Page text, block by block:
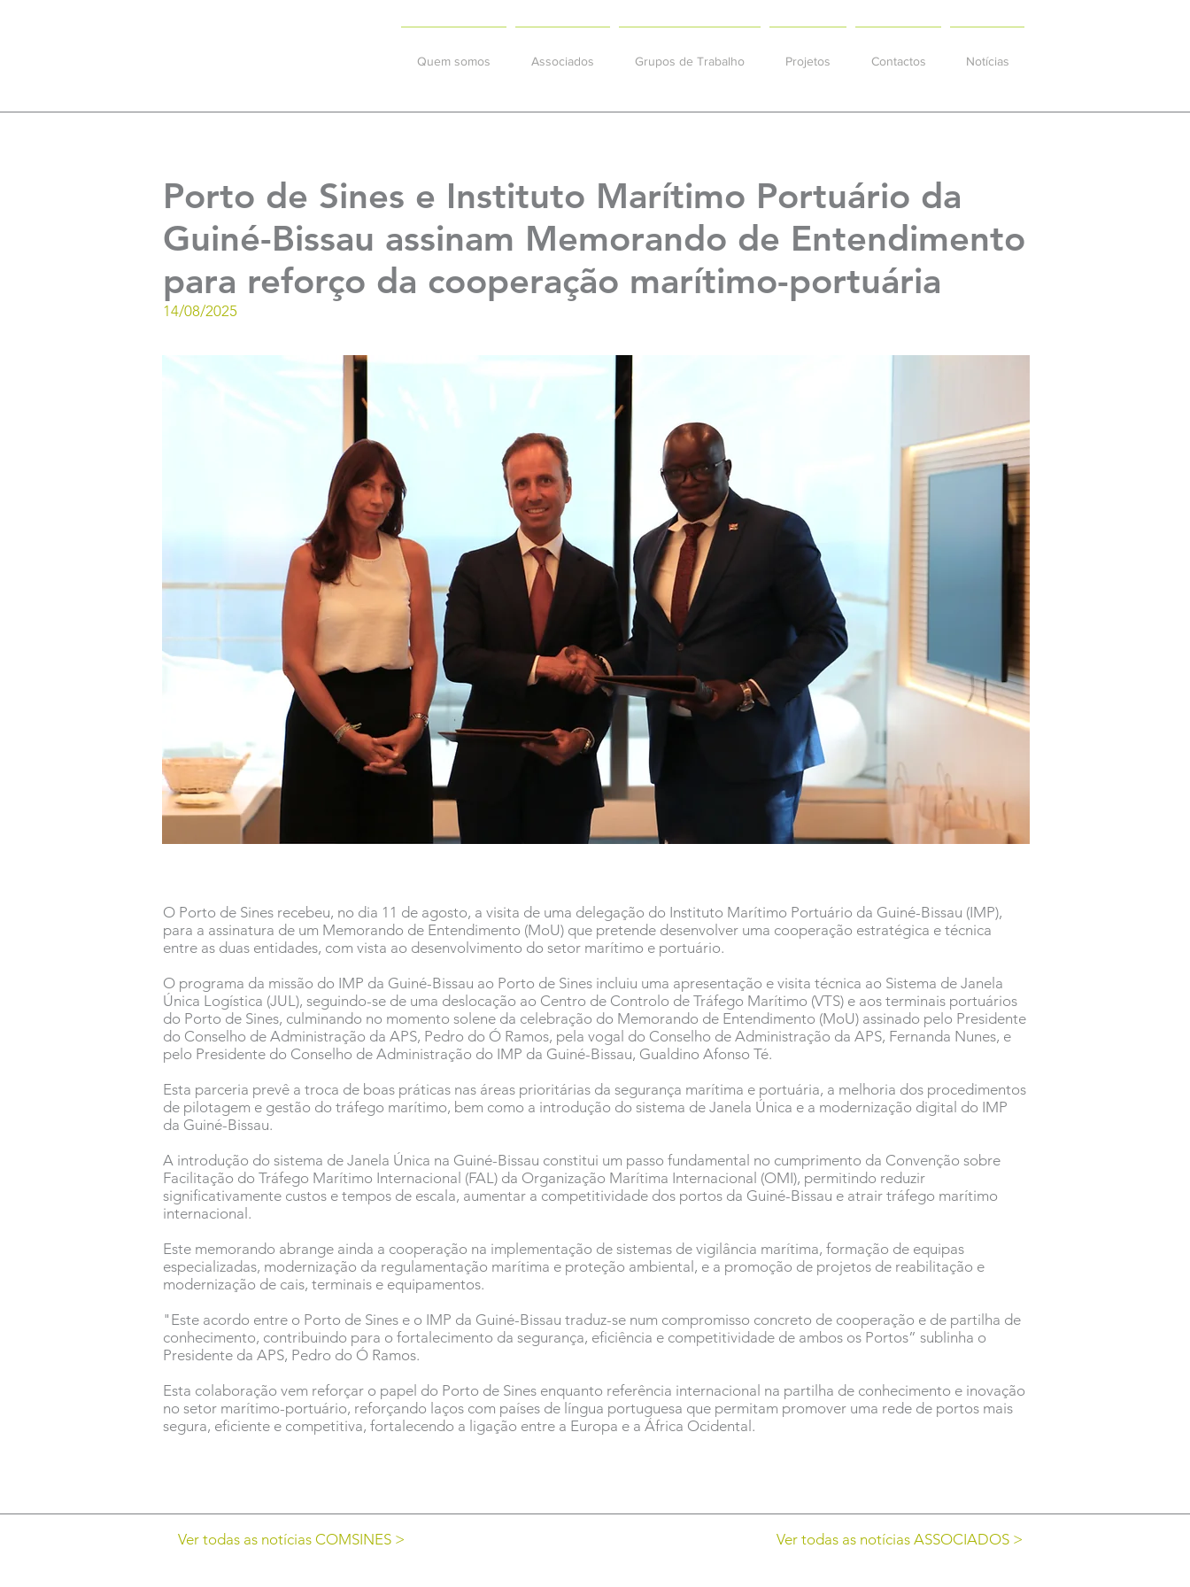
Quem somos Associados Grupos de Trabalho Projetos Contactos Notícias
Porto de Sines e Instituto Marítimo Portuário da
Guiné-Bissau assinam Memorando de Entendimento
para reforço da cooperação marítimo-portuária
14/08/2025
O Porto de Sines recebeu, no dia 11 de agosto, a visita de uma delegação do Instituto Marítimo Portuário da Guiné-Bissau (IMP),
para a assinatura de um Memorando de Entendimento (MoU) que pretende desenvolver uma cooperação estratégica e técnica
entre as duas entidades, com vista ao desenvolvimento do setor marítimo e portuário.
O programa da missão do IMP da Guiné-Bissau ao Porto de Sines incluiu uma apresentação e visita técnica ao Sistema de Janela
Única Logística (JUL), seguindo-se de uma deslocação ao Centro de Controlo de Tráfego Marítimo (VTS) e aos terminais portuários
do Porto de Sines, culminando no momento solene da celebração do Memorando de Entendimento (MoU) assinado pelo Presidente
do Conselho de Administração da APS, Pedro do Ó Ramos, pela vogal do Conselho de Administração da APS, Fernanda Nunes, e
pelo Presidente do Conselho de Administração do IMP da Guiné-Bissau, Gualdino Afonso Té.
Esta parceria prevê a troca de boas práticas nas áreas prioritárias da segurança marítima e portuária, a melhoria dos procedimentos
de pilotagem e gestão do tráfego marítimo, bem como a introdução do sistema de Janela Única e a modernização digital do IMP
da Guiné-Bissau.
A introdução do sistema de Janela Única na Guiné-Bissau constitui um passo fundamental no cumprimento da Convenção sobre
Facilitação do Tráfego Marítimo Internacional (FAL) da Organização Marítima Internacional (OMI), permitindo reduzir
significativamente custos e tempos de escala, aumentar a competitividade dos portos da Guiné-Bissau e atrair tráfego marítimo
internacional.
Este memorando abrange ainda a cooperação na implementação de sistemas de vigilância marítima, formação de equipas
especializadas, modernização da regulamentação marítima e proteção ambiental, e a promoção de projetos de reabilitação e
modernização de cais, terminais e equipamentos.
"Este acordo entre o Porto de Sines e o IMP da Guiné-Bissau traduz-se num compromisso concreto de cooperação e de partilha de
conhecimento, contribuindo para o fortalecimento da segurança, eficiência e competitividade de ambos os Portos” sublinha o
Presidente da APS, Pedro do Ó Ramos.
Esta colaboração vem reforçar o papel do Porto de Sines enquanto referência internacional na partilha de conhecimento e inovação
no setor marítimo-portuário, reforçando laços com países de língua portuguesa que permitam promover uma rede de portos mais
segura, eficiente e competitiva, fortalecendo a ligação entre a Europa e a África Ocidental.
Ver todas as notícias COMSINES > Ver todas as notícias ASSOCIADOS >